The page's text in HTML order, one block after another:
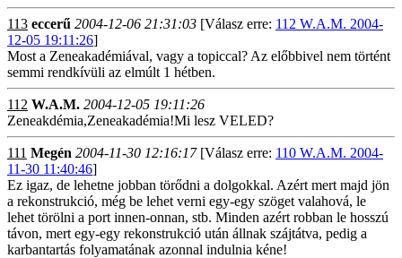
113 eccerű 2004-12-06 21:31:03 [Válasz erre: 112 W.A.M. 2004-
12-05 19:11:26]
Most a Zeneakadémiával, vagy a topiccal? Az előbbivel nem történt
semmi rendkívüli az elmúlt 1 hétben.
112 W.A.M. 2004-12-05 19:11:26
Zeneakdémia,Zeneakadémia!Mi lesz VELED?
111 Megén 2004-11-30 12:16:17[Válasz erre: 110 W.A.M. 2004-
11-30 11:40:46]
Ez igaz, de lehetne jobban törődni a dolgokkal. Azért mert majd jön
a rekonstrukció, még be lehet verni egy-egy szöget valahová, le
lehet törölni a port innen-onnan, stb. Minden azért robban le hosszú
távon, mert egy-egy rekonstrukció után állnak szájtátva, pedig a
karbantartás folyamatának azonnal indulnia kéne!